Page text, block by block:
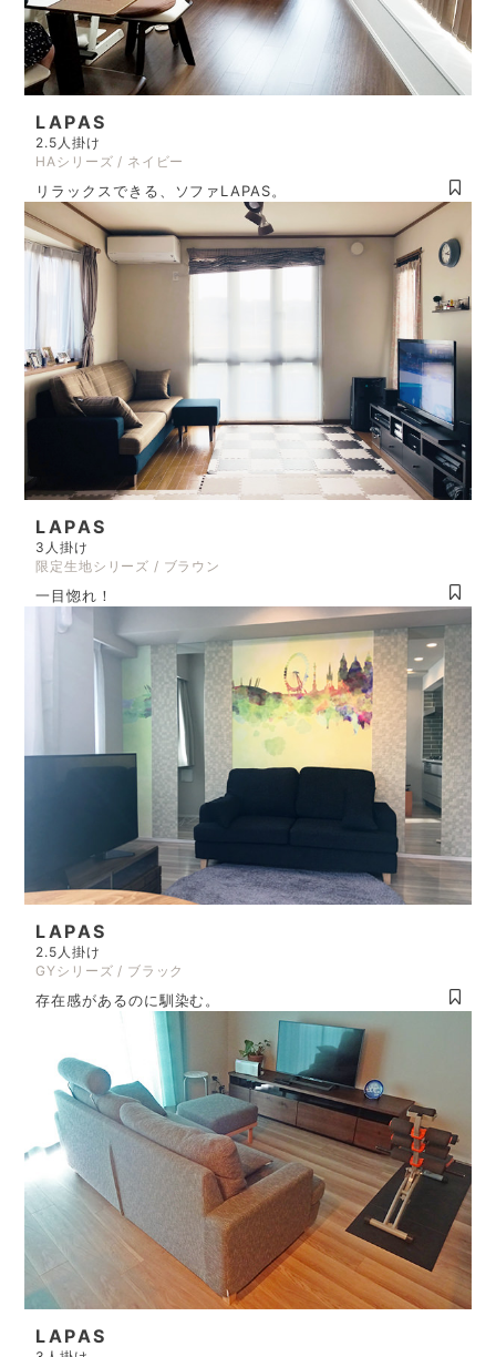
LAPAS
2.5人掛け
HAシリーズ / ネイビー
リラックスできる、ソファLAPAS。
LAPAS
3人掛け
限定生地シリーズ / ブラウン
一目惚れ！
LAPAS
2.5人掛け
GYシリーズ / ブラック
存在感があるのに馴染む。
LAPAS